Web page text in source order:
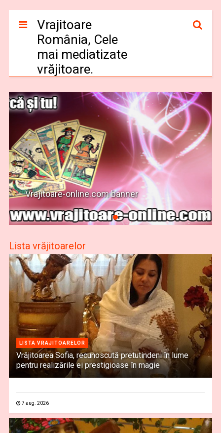
Vrajitoare
România, Cele
mai mediatizate
vrăjitoare.
Vrajitoare-online.com banner
Lista vrăjitoarelor
LISTA VRAJITOARELOR
Vrăjitoarea Sofia, recunoscută pretutindeni în lume
pentru realizările ei prestigioase în magie
7 aug. 2026